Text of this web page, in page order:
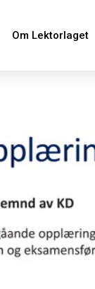
Om Lektorlaget